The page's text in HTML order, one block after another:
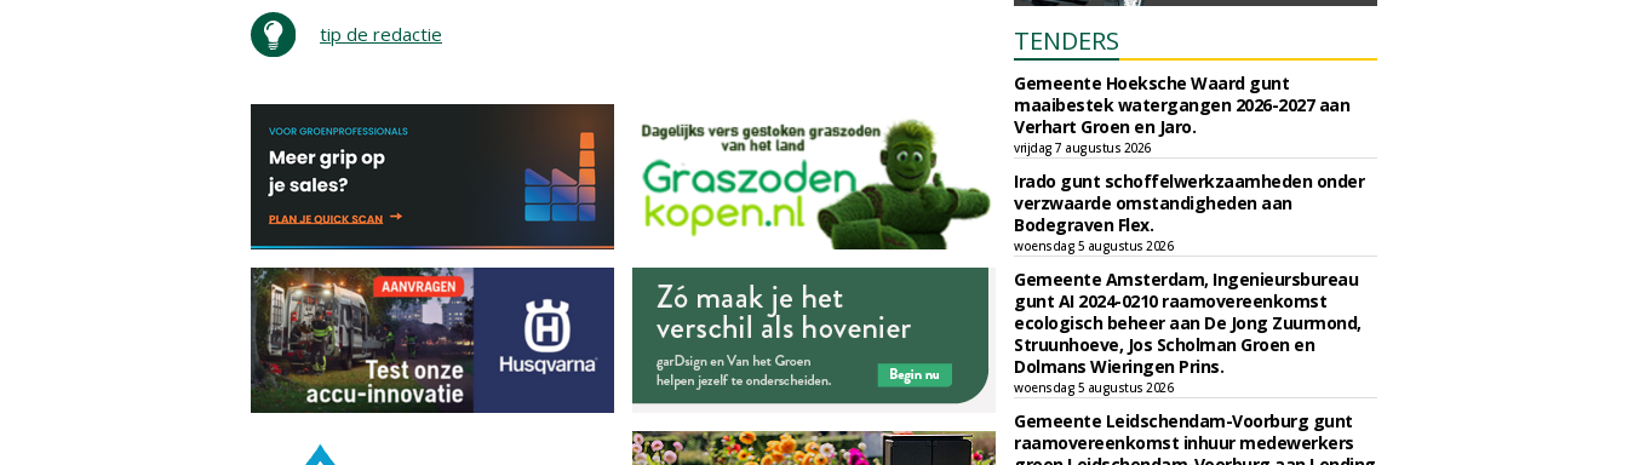
tip de redactie TENDERS
Gemeente Hoeksche Waard gunt
maaibestek watergangen 2026-2027 aan
Verhart Groen en Jaro.
vrijdag 7 augustus 2026
Irado gunt schoffelwerkzaamheden onder
verzwaarde omstandigheden aan
Bodegraven Flex.
woensdag 5 augustus 2026
Gemeente Amsterdam, Ingenieursbureau
gunt AI 2024-0210 raamovereenkomst
ecologisch beheer aan De Jong Zuurmond,
Struunhoeve, Jos Scholman Groen en
Dolmans Wieringen Prins.
woensdag 5 augustus 2026
Gemeente Leidschendam-Voorburg gunt
raamovereenkomst inhuur medewerkers